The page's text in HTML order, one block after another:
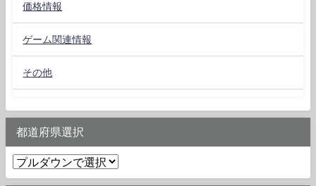
価格情報
ゲーム関連情報
その他
都道府県選択